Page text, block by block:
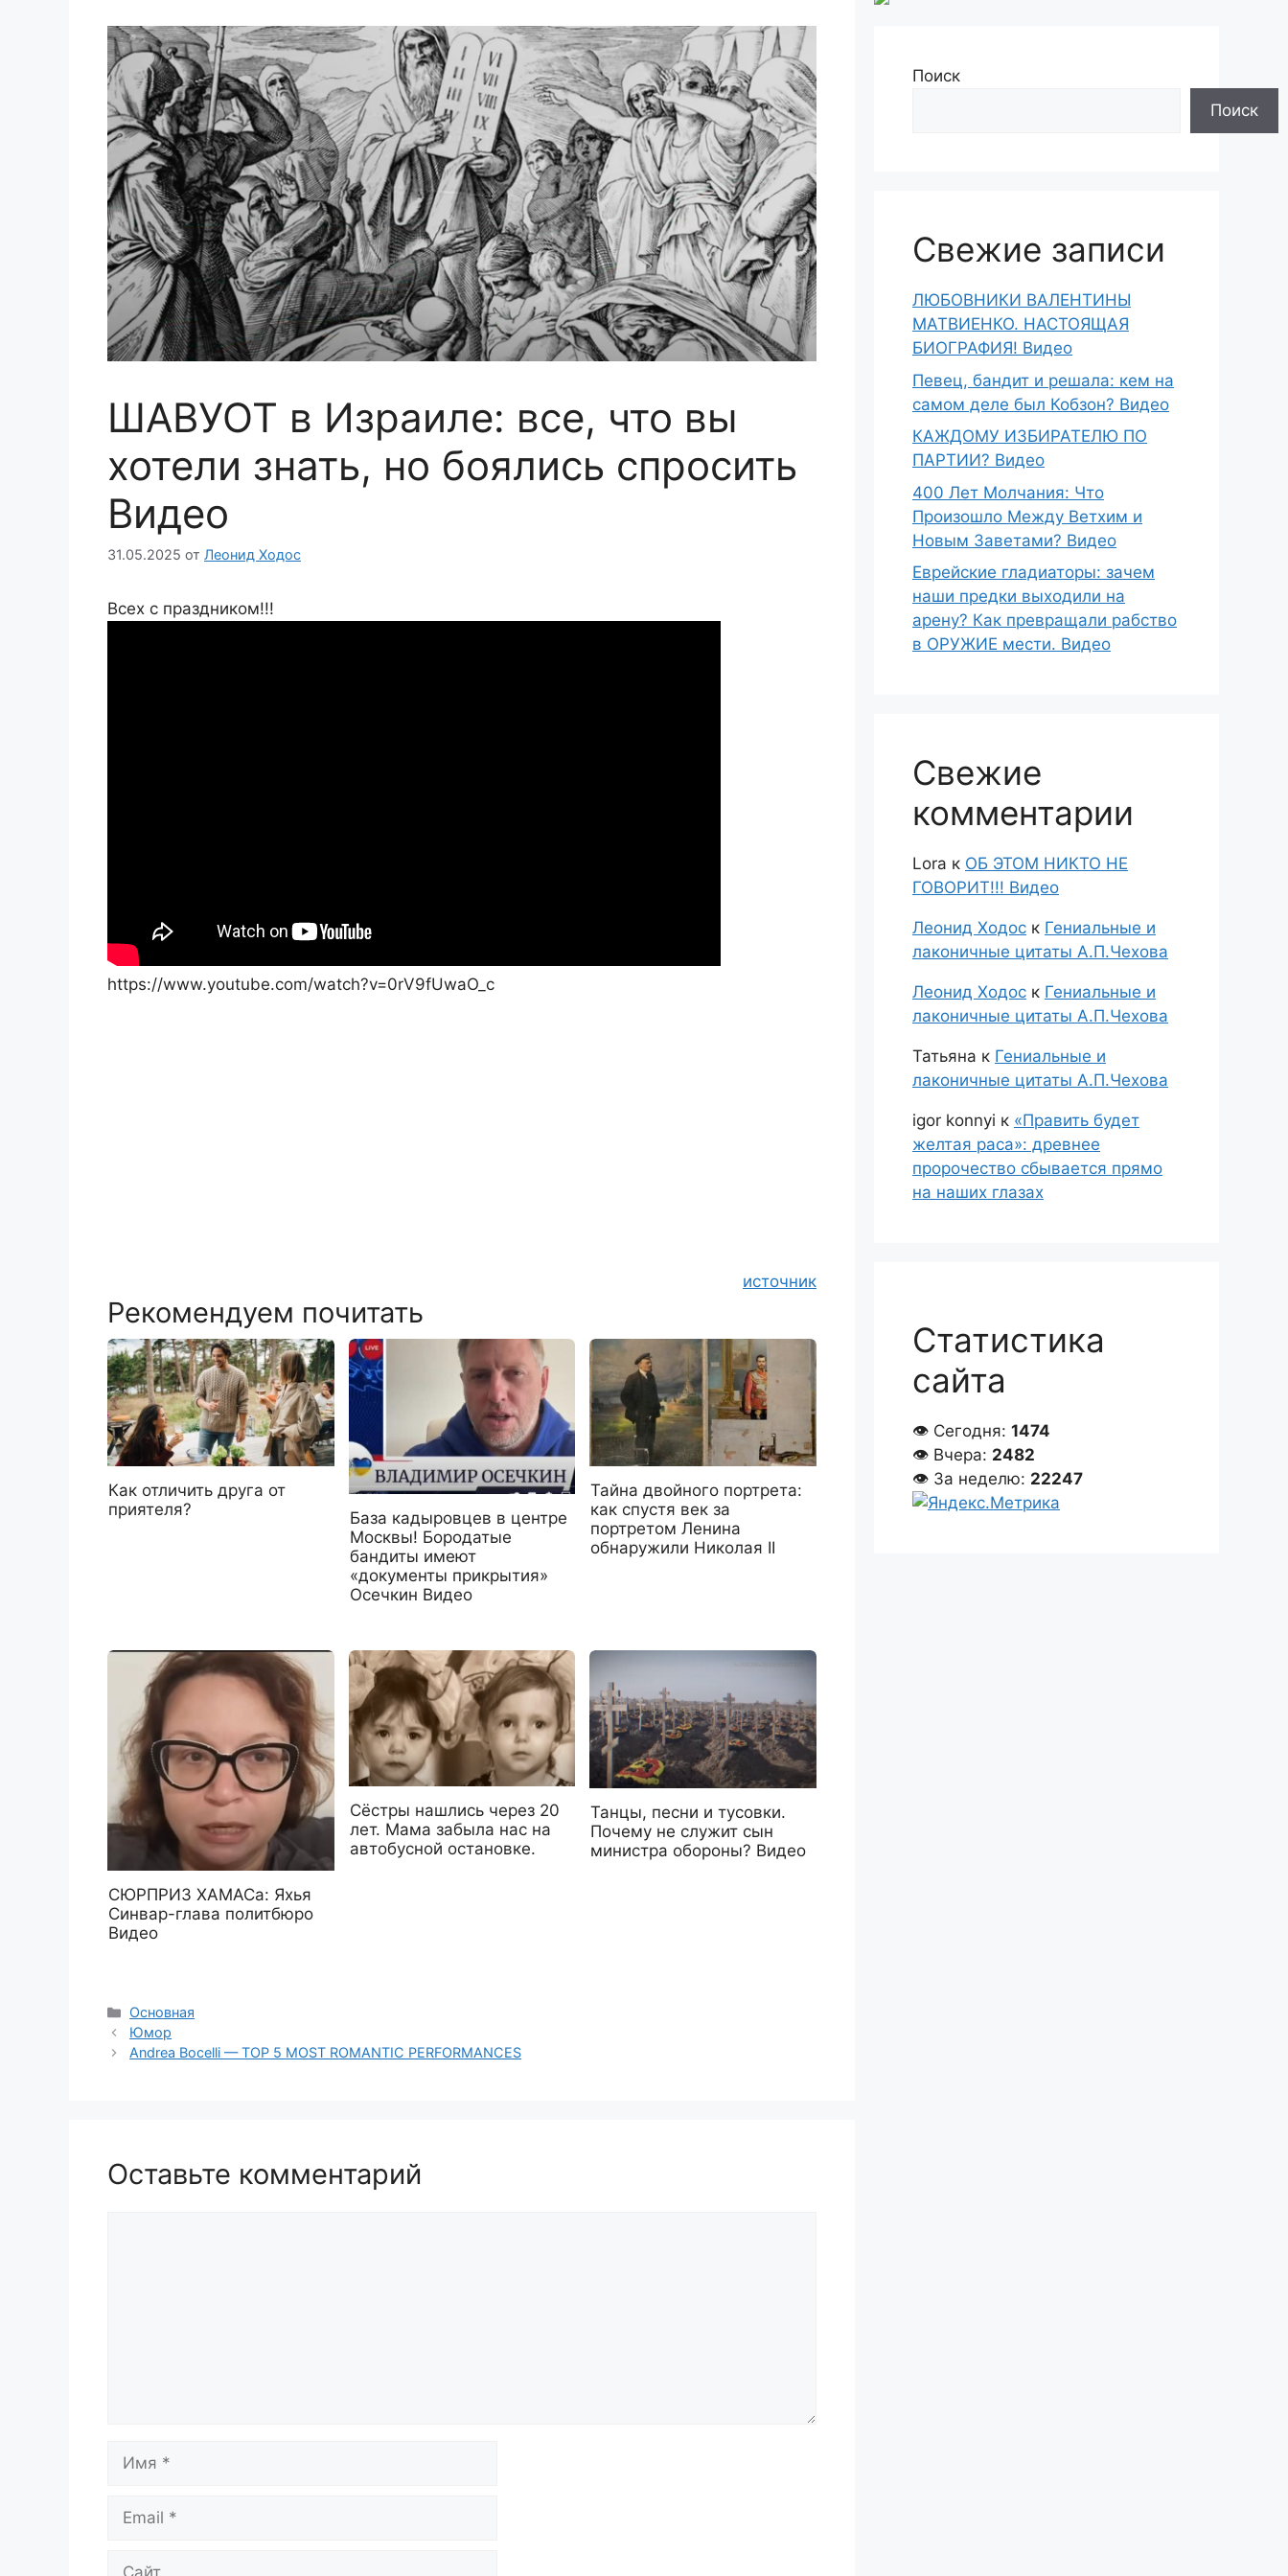
ШАВУОТ в Израиле: все, что вы
хотели знать, но боялись спросить
Видео
31.05.2025 от Леонид Ходос
Всех с праздником!!!
https://www.youtube.com/watch?v=0rV9fUwaO_c
источник
Рекомендуем почитать
Как отличить друга от
приятеля?
База кадыровцев в центре
Москвы! Бородатые
бандиты имеют
«документы прикрытия»
Осечкин Видео
Тайна двойного портрета:
как спустя век за
портретом Ленина
обнаружили Николая II
СЮРПРИЗ ХАМАСа: Яхья
Синвар-глава политбюро
Видео
Сёстры нашлись через 20
лет. Мама забыла нас на
автобусной остановке.
Танцы, песни и тусовки.
Почему не служит сын
министра обороны? Видео
Рубрики
Основная
Юмор
Andrea Bocelli — TOP 5 MOST ROMANTIC PERFORMANCES
Оставьте комментарий
Имя
Email
Сайт
Поиск
Поиск
Свежие записи
ЛЮБОВНИКИ ВАЛЕНТИНЫ
МАТВИЕНКО. НАСТОЯЩАЯ
БИОГРАФИЯ! Видео
Певец, бандит и решала: кем на
самом деле был Кобзон? Видео
КАЖДОМУ ИЗБИРАТЕЛЮ ПО
ПАРТИИ? Видео
400 Лет Молчания: Что
Произошло Между Ветхим и
Новым Заветами? Видео
Еврейские гладиаторы: зачем
наши предки выходили на
арену? Как превращали рабство
в ОРУЖИЕ мести. Видео
Свежие
комментарии
Lora к ОБ ЭТОМ НИКТО НЕ
ГОВОРИТ!!! Видео
Леонид Ходос к Гениальные и
лаконичные цитаты А.П.Чехова
Леонид Ходос к Гениальные и
лаконичные цитаты А.П.Чехова
Татьяна к Гениальные и
лаконичные цитаты А.П.Чехова
igor konnyi к «Править будет
желтая раса»: древнее
пророчество сбывается прямо
на наших глазах
Статистика
сайта
👁 Сегодня: 1474
👁 Вчера: 2482
👁 За неделю: 22247